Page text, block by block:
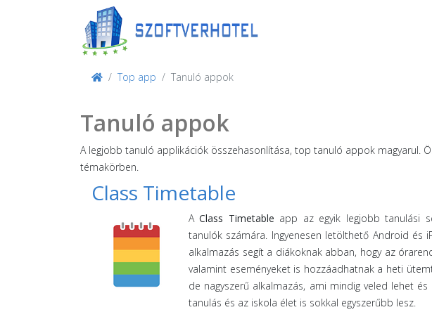
Top app Tanuló appok
Tanuló appok
A legjobb tanuló applikációk összehasonlítása, top tanuló appok magyarul.
témakörben.
Class Timetable
AClass Timetable app az egyik legjobb tanulási
tanulók számára. Ingyenesen letölthető Android és
alkalmazás segít a diákoknak abban, hogy az
valamint eseményeket is hozzáadhatnak a heti
de nagyszerű alkalmazás, ami mindig veled lehet
tanulás és az iskola élet is sokkal egyszerűbb lesz.